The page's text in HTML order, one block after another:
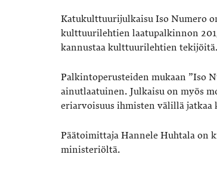
Katukulttuurijulkaisu Iso Numero
kulttuurilehtien laatupalkinnon
kannustaa kulttuurilehtien tekijöitä.
Palkintoperusteiden mukaan ”Iso
ainutlaatuinen. Julkaisu on myös
eriarvoisuus ihmisten välillä jatkaa
Päätoimittaja Hannele Huhtala on
ministeriöltä.